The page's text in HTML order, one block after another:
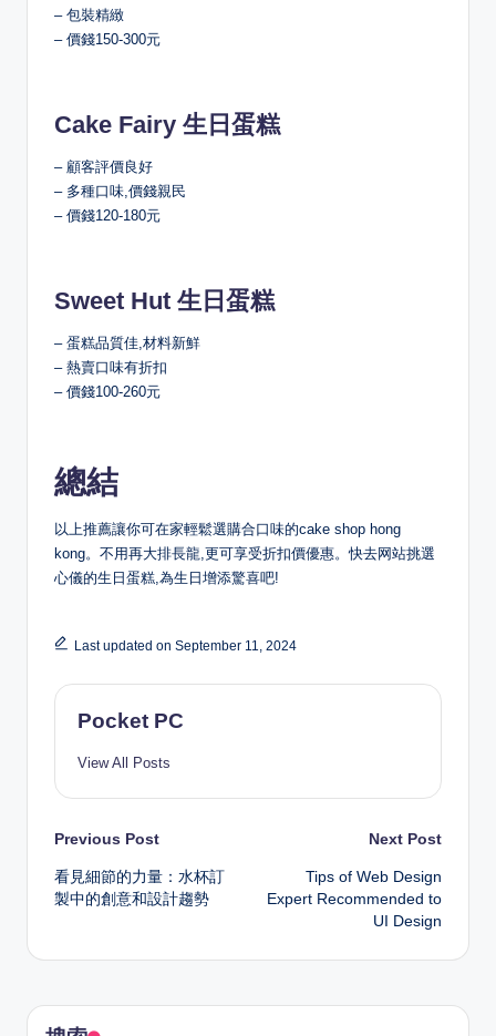
– 包裝精緻
– 價錢150-300元
Cake Fairy 生日蛋糕
– 顧客評價良好
– 多種口味,價錢親民
– 價錢120-180元
Sweet Hut 生日蛋糕
– 蛋糕品質佳,材料新鮮
– 熱賣口味有折扣
– 價錢100-260元
總結
以上推薦讓你可在家輕鬆選購合口味的cake shop hong
kong。不用再大排長龍,更可享受折扣價優惠。快去网站挑選
心儀的生日蛋糕,為生日增添驚喜吧!
Last updated on September 11, 2024
Pocket PC
View All Posts
Post
navigation
Previous Post
看見細節的力量：水杯訂
製中的創意和設計趨勢
Next Post
Tips of Web Design
Expert Recommended to
UI Design